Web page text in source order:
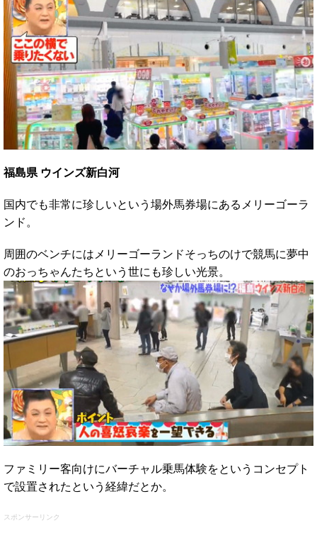
福島県 ウインズ新白河
国内でも非常に珍しいという場外馬券場にあるメリーゴーラ
ンド。
周囲のベンチにはメリーゴーランドそっちのけで競馬に夢中
のおっちゃんたちという世にも珍しい光景。
ファミリー客向けにバーチャル乗馬体験をというコンセプト
で設置されたという経緯だとか。
スポンサーリンク